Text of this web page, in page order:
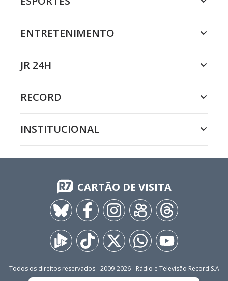
ENTRETENIMENTO
JR 24H
RECORD
INSTITUCIONAL
CARTÃO DE VISITA
Todos os direitos reservados - 2009-2026- Rádio e Televisão Record S.A